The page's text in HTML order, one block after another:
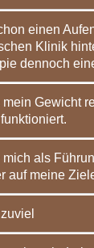
einen
Klinik
dennoch
mein Gewicht
mich als
auf meine